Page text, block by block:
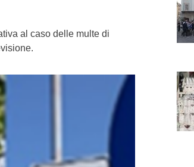
al caso delle multe di